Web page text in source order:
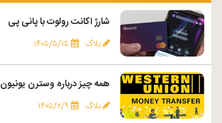
شارژ اکانت رولوت با پانی پی
بلاگ ۱۴۰۵/۵/۱۵
همه چیز درباره وسترن یونیون western union
بلاگ ۱۴۰۵/۲/۹